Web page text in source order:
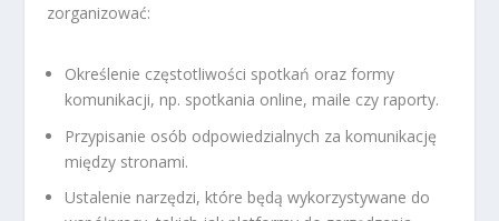
zorganizować:
Określenie częstotliwości spotkań oraz formy
komunikacji, np. spotkania online, maile czy raporty.
Przypisanie osób odpowiedzialnych za komunikację
między stronami.
Ustalenie narzędzi, które będą wykorzystywane do